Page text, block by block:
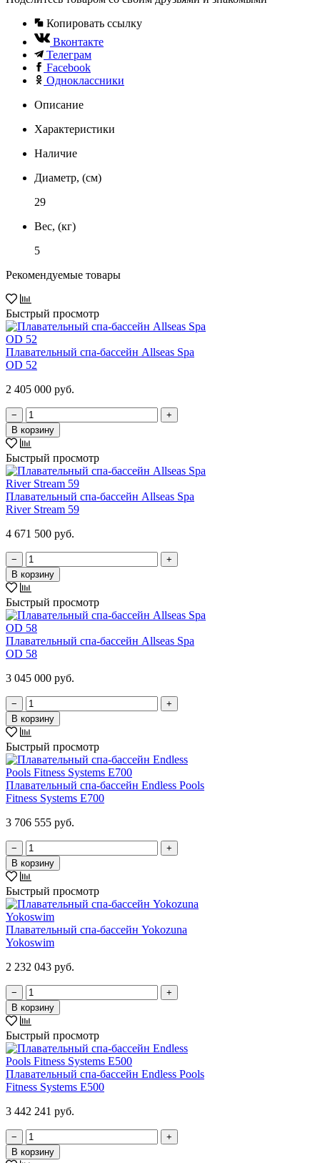
Копировать ссылку
Вконтакте
Телеграм
Facebook
Одноклассники
Описание
Характеристики
Наличие
Диаметр, (см)
29
Вес, (кг)
5
Рекомендуемые товары
Быстрый просмотр
Плавательный спа-бассейн Allseas Spa
OD 52
2 405 000 руб.
−
+
В корзину
Быстрый просмотр
Плавательный спа-бассейн Allseas Spa
River Stream 59
4 671 500 руб.
−
+
В корзину
Быстрый просмотр
Плавательный спа-бассейн Allseas Spa
OD 58
3 045 000 руб.
−
+
В корзину
Быстрый просмотр
Плавательный спа-бассейн Endless Pools
Fitness Systems E700
3 706 555 руб.
−
+
В корзину
Быстрый просмотр
Плавательный спа-бассейн Yokozuna
Yokoswim
2 232 043 руб.
−
+
В корзину
Быстрый просмотр
Плавательный спа-бассейн Endless Pools
Fitness Systems E500
3 442 241 руб.
−
+
В корзину